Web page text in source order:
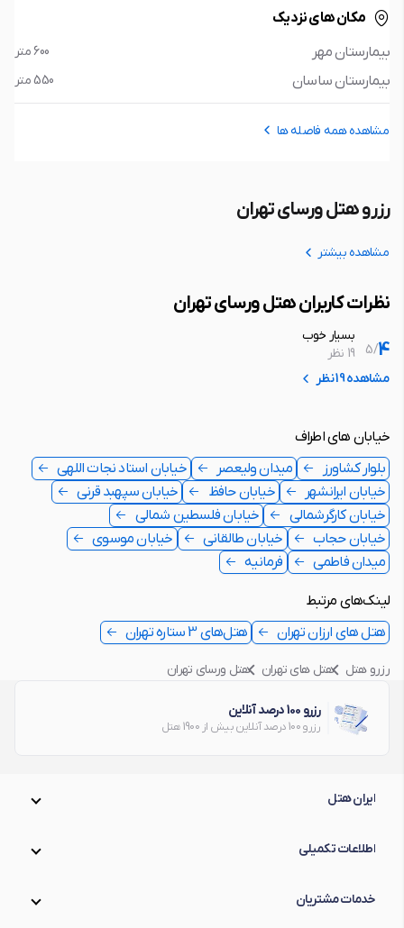
مکان های نزدیک
بیمارستان مهر
600 متر
بیمارستان ساسان 550 متر
مشاهده همه فاصله ها
رزرو هتل ورسای تهران
مشاهده بیشتر
نظرات کاربران هتل ورسای تهران
4
/
5
بسیار خوب
19 نظر
مشاهده 19 نظر
خیابان های اطراف
بلوار کشاورز
میدان ولیعصر
خیابان استاد نجات اللهی
خیابان ایرانشهر
خیابان حافظ
خیابان سپهبد قرنی
خیابان کارگرشمالی
خیابان فلسطین شمالی
خیابان حجاب
خیابان طالقانی
خیابان موسوی
میدان فاطمی
فرمانیه
لینک‌های مرتبط
هتل های ارزان تهران
هتل‌های 3 ستاره تهران
رزرو هتل هتل های تهران هتل ورسای تهران
رزرو 100 درصد آنلاین
رزرو 100 درصد آنلاین بیش از 1900 هتل
ایران هتل
اطلاعات تکمیلی
خدمات مشتریان